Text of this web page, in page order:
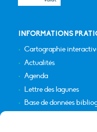
INFORMATIONS
Cartographie
Actualités
Agenda
Lettre des lagunes
Base de données